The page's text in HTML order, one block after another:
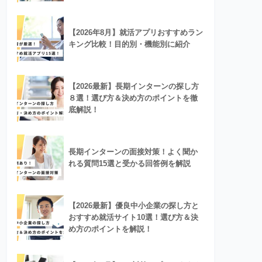
【2026年8月】就活アプリおすすめラン
キング比較！目的別・機能別に紹介
【2026最新】長期インターンの探し方
８選！選び方＆決め方のポイントを徹
底解説！
長期インターンの面接対策！よく聞か
れる質問15選と受かる回答例を解説
【2026最新】優良中小企業の探し方と
おすすめ就活サイト10選！選び方＆決
め方のポイントを解説！